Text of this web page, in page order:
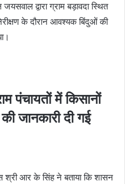
द्वारा ग्राम बड़ावदा स्थित
के दौरान आवश्यक बिंदुओं की
पंचायतों में किसानों
जानकारी दी गई
श्री आर के सिंह ने बताया कि शासन